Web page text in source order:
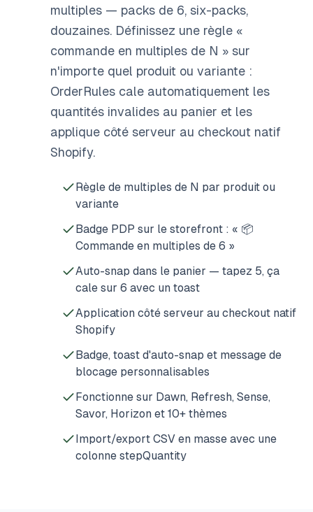
multiples — packs de 6, six-packs,
douzaines. Définissez une règle «
commande en multiples de N » sur
n'importe quel produit ou variante :
OrderRules cale automatiquement les
quantités invalides au panier et les
applique côté serveur au checkout natif
Shopify.
Règle de multiples de N par produit ou
variante
Badge PDP sur le storefront : « 📦
Commande en multiples de 6 »
Auto-snap dans le panier — tapez 5, ça
cale sur 6 avec un toast
Application côté serveur au checkout natif
Shopify
Badge, toast d'auto-snap et message de
blocage personnalisables
Fonctionne sur Dawn, Refresh, Sense,
Savor, Horizon et 10+ thèmes
Import/export CSV en masse avec une
colonne stepQuantity